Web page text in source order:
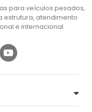
para veículos pesados,
estrutura, atendimento
e internacional.